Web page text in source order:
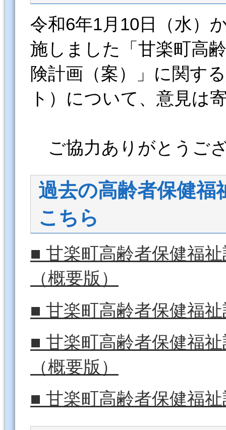
令和6年1月10日（水）
施しました「甘楽町高
険計画（案）」に関す
ト）について、意見は
ご協力ありがとうご
過去の高齢者保健福
こちら
■ 甘楽町高齢者保健福
（概要版）
■ 甘楽町高齢者保健福
■ 甘楽町高齢者保健福
（概要版）
■ 甘楽町高齢者保健福